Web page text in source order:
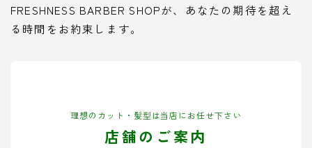
FRESHNESS BARBER SHOPが、あなたの期待を超え
る時間をお約束します。
理想のカット・髪型は当店にお任せ下さい
店舗のご案内